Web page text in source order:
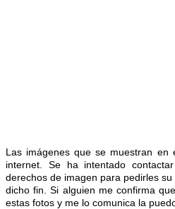
Las imágenes que se muestran en
internet. Se ha intentado
derechos de imagen para pedirles
dicho fin. Si alguien me confirma
estas fotos y me lo comunica la